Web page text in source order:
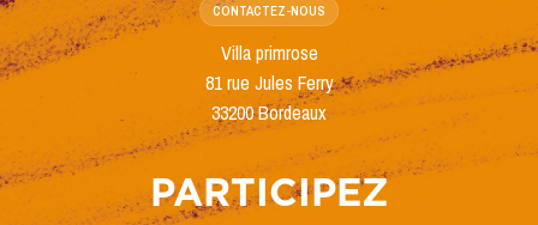
CONTACTEZ-NOUS
Villa primrose
81 rue Jules Ferry
33200 Bordeaux
PARTICIPEZ